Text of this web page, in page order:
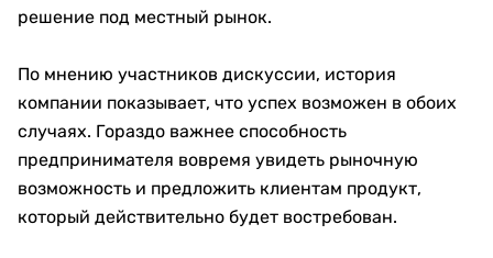
решение под местный рынок.
По мнению участников дискуссии, история
компании показывает, что успех возможен в обоих
случаях. Гораздо важнее способность
предпринимателя вовремя увидеть рыночную
возможность и предложить клиентам продукт,
который действительно будет востребован.